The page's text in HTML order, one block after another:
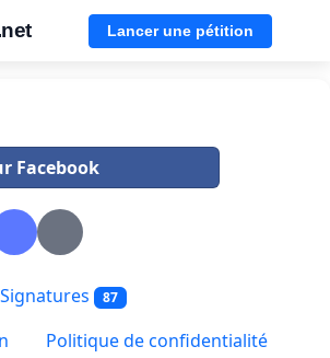
Lancer une pétition
Facebook
Signatures 87
Politique de confidentialité